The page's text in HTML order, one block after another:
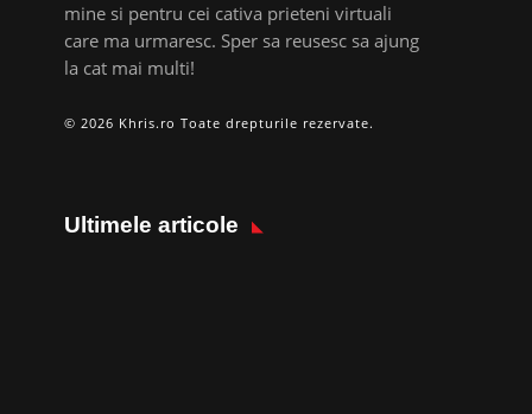
mine si pentru cei cativa prieteni virtuali
care ma urmaresc. Sper sa reusesc sa ajung
la cat mai multi!
© 2026 Khris.ro Toate drepturile rezervate.
Ultimele articole